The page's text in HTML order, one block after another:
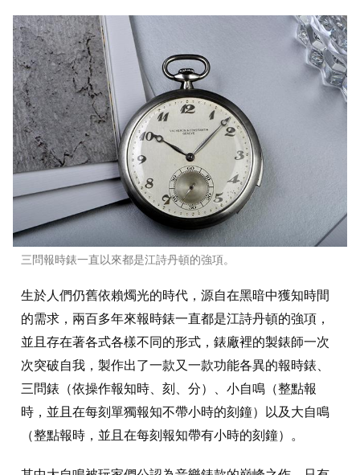
三問報時錶一直以來都是江詩丹頓的強項。
生於人們仍舊依賴燭光的時代，源自在黑暗中獲知時間
的需求，兩百多年來報時錶一直都是江詩丹頓的強項，
並且存在著各式各樣不同的形式，錶廠裡的製錶師一次
次突破自我，製作出了一款又一款功能各異的報時錶、
三問錶（依操作報知時、刻、分）、小自鳴（整點報
時，並且在每刻單獨報知不帶小時的刻鐘）以及大自鳴
（整點報時，並且在每刻報知帶有小時的刻鐘）。